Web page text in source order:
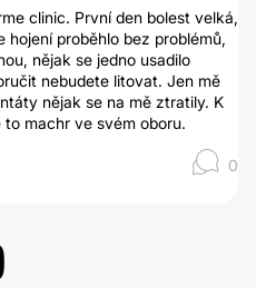
clinic. První den bolest velká,
proběhlo bez problémů,
nějak se jedno usadilo
nebudete litovat. Jen mě
nějak se na mě ztratily. K
machr ve svém oboru.
0